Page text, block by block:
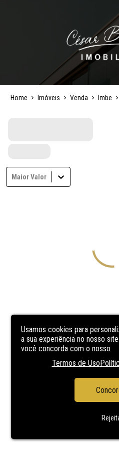
Usamos cookies para
a sua experiência no nosso
você concorda com o nosso
Termos de Uso
Home Imóveis Venda Imbe
Maior Valor